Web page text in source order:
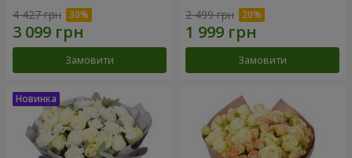
4 427 грн
Замовити
2 499 грн
Замовити